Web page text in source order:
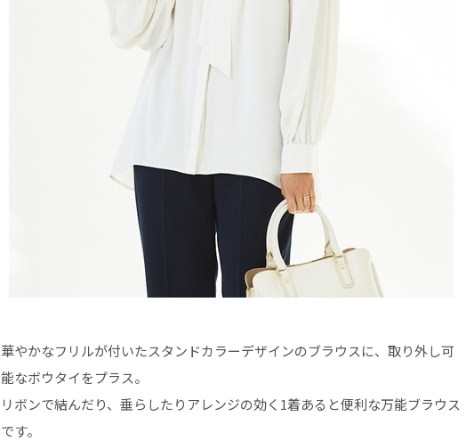
華やかなフリルが付いたスタンドカラーデザインのブラウスに、取り外し可
能なボウタイをプラス。
リボンで結んだり、垂らしたりアレンジの効く1着あると便利な万能ブラウス
です。